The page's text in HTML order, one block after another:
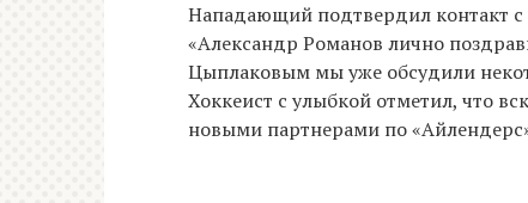
Нападающий подтвердил контакт
«Александр Романов лично
Цыплаковым мы уже обсудили
Хоккеист с улыбкой отметил, что
новыми партнерами по